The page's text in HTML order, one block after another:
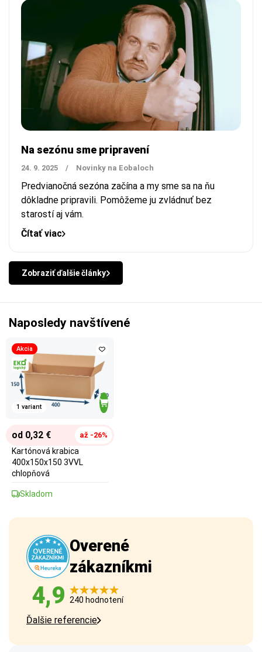
Na sezónu sme pripravení
24. 9. 2025 / Novinky na Eobaloch
Predvianočná sezóna začína a my sme sa na ňu
dôkladne pripravili. Pomôžeme ju zvládnuť bez
starostí aj vám.
Čítať viac
Zobraziť ďalšie články
Naposledy navštívené
Akcia
1 variant
od 0,32 € až -26%
Kartónová krabica
400x150x150 3VVL
chlopňová
Skladom
Overené
zákazníkmi
4,9 240 hodnotení
Ďalšie referencie